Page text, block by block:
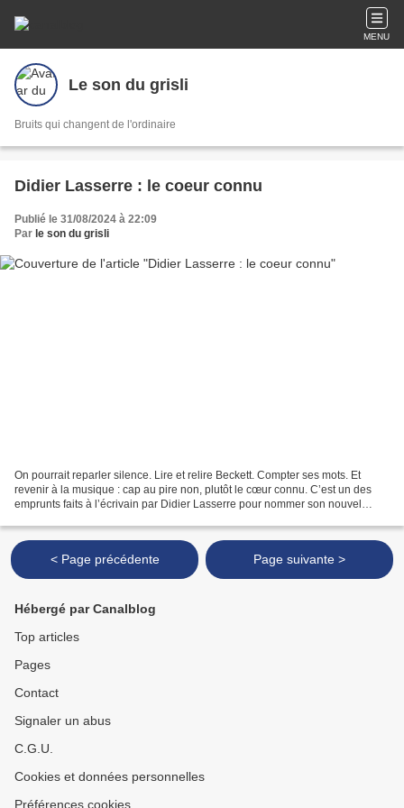
MENU
Le son du grisli
Bruits qui changent de l'ordinaire
Didier Lasserre : le coeur connu
Publié le 31/08/2024 à 22:09
Par le son du grisli
On pourrait reparler silence. Lire et relire Beckett. Compter ses mots. Et
revenir à la musique : cap au pire non, plutôt le cœur connu. C’est un des
emprunts faits à l’écrivain par Didier Lasserre pour nommer son nouvel
< Page précédente Page suivante >
Hébergé par Canalblog
Top articles
Pages
Contact
Signaler un abus
C.G.U.
Cookies et données personnelles
Préférences cookies